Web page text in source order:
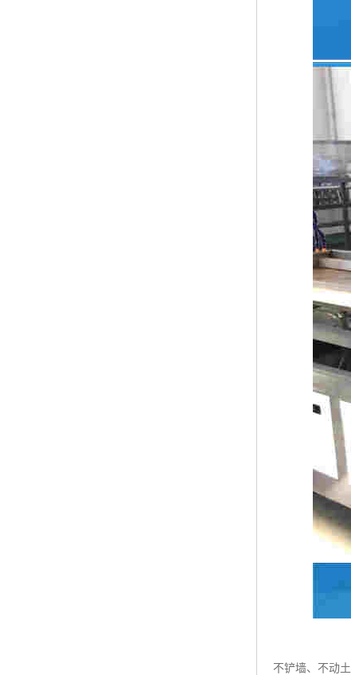
不铲墙、不动